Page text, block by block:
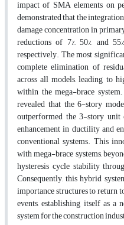
impact of SMA elements on
demonstrated that the
damage concentration in
reductions of 7%, 50%, and
respectively. The most
complete elimination of
across all models, leading to
within the mega-brace
revealed that the 6-story
outperformed the 3-story unit
enhancement in ductility and
conventional systems. This
with mega-brace systems,
hysteresis cycle stability
Consequently, this hybrid
importance structures to return
events, establishing itself as
system for the construction